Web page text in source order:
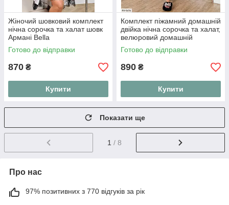
Жіночий шовковий комплект
нічна сорочка та халат шовк
Армані Bella
Готово до відправки
870 ₴
Купити
Комплект піжамний домашній
двійка нічна сорочка та халат,
велюровий домашній
комплект
Готово до відправки
890 ₴
Купити
Показати ще
1 / 8
Про нас
97% позитивних з 770 відгуків за рік